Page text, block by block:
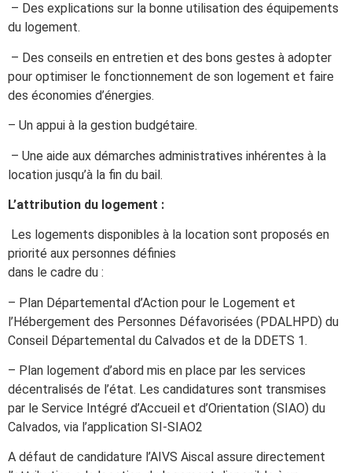
– Des explications sur la bonne utilisation des équipements
du logement.
– Des conseils en entretien et des bons gestes à adopter
pour optimiser le fonctionnement de son logement et faire
des économies d’énergies.
– Un appui à la gestion budgétaire.
– Une aide aux démarches administratives inhérentes à la
location jusqu’à la fin du bail.
L’attribution du logement :
Les logements disponibles à la location sont proposés en
priorité aux personnes définies
dans le cadre du :
– Plan Départemental d’Action pour le Logement et
l’Hébergement des Personnes Défavorisées (PDALHPD) du
Conseil Départemental du Calvados et de la DDETS 1.
– Plan logement d’abord mis en place par les services
décentralisés de l’état. Les candidatures sont transmises
par le Service Intégré d’Accueil et d’Orientation (SIAO) du
Calvados, via l’application SI-SIAO2
A défaut de candidature l’AIVS Aiscal assure directement